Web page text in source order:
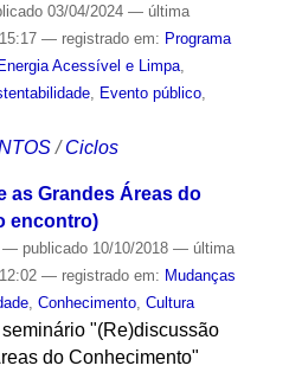
03/04/2024 — última
— registrado em: Programa
Acessível e Limpa,
, Evento público,
/Ciclos
as Grandes Áreas do
encontro)
— publicado10/10/2018 — última
— registrado em: Mudanças
, Conhecimento, Cultura
"(Re)discussão
do Conhecimento"